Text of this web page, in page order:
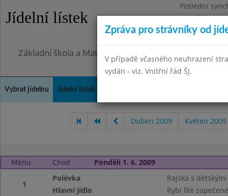
Jídelní lístek
Poslední
Pondělí
Omezení
Základní škola a Mateřská škola, Praha 4, Ohradní 49
Vybrat jídelnu Jídelní lístek
Duben 2009 Květen 2009
Menu Chod Pondělí 1. 6. 2009
1
Polévka
Rajská s
Hlavní jídlo
Rybí filé
Zpráva pro strávníky od
V případě včasného neuhrazení
vydán - viz. Vnitřní řád ŠJ.